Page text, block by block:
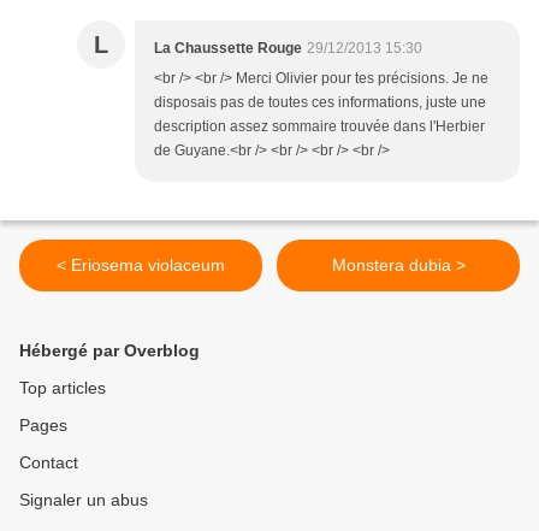
L La Chaussette Rouge 29/12/2013 15:30
<br /> <br /> Merci Olivier pour tes précisions. Je ne
disposais pas de toutes ces informations, juste une
description assez sommaire trouvée dans l'Herbier
de Guyane.<br /> <br /> <br /> <br />
< Eriosema violaceum Monstera dubia >
Hébergé par Overblog
Top articles
Pages
Contact
Signaler un abus